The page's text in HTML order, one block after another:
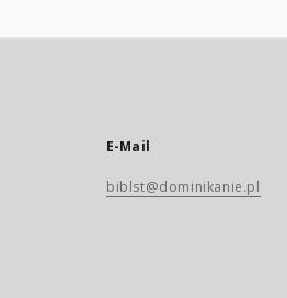
E-Mail
biblst@dominikanie.pl